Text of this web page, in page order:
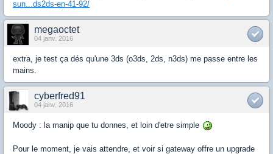
sun...ds2ds-en-41-92/
megaoctet
04 janv. 2016
extra, je test ça dés qu'une 3ds (o3ds, 2ds, n3ds) me passe entre les
mains.
cyberfred91
04 janv. 2016
Moody : la manip que tu donnes, et loin d'etre simple
Pour le moment, je vais attendre, et voir si gateway offre un upgrade